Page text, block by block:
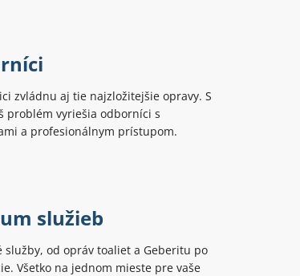
zvládnu aj tie najzložitejšie opravy. S
problém vyriešia odborníci s
a profesionálnym prístupom.
služieb
služby, od opráv toaliet a Geberitu po
Všetko na jednom mieste pre vaše